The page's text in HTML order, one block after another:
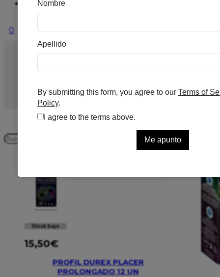
Ofertas
0
PRESERVATIVOS
Inicio/SALUD SEXUAL/PRESERVATIVOS/Página 1
Stock bajo
15,50€
PROFIL DUREX PLACER
PROLONGADO 12 UN